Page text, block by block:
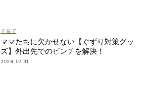
子育て
ママたちに欠かせない【ぐずり対策グッ
ズ】外出先でのピンチを解決！
2026.07.31